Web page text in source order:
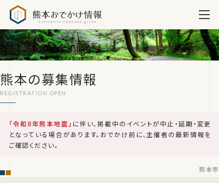
熊本の募集情報
「令和8年熊本地震」 に伴い、掲載中のイベントが中止・延期・変更
となっている場合があります。おでかけ前に、主催者の最新情報を
ご確認ください。
熊本市